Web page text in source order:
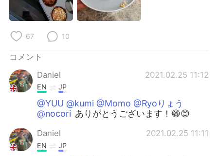
67 10
コメント
Daniel
2021.02.25 11:12
EN JP
@YUU @kumi @Momo @Ryoりょう
@nocori ありがとうございます！😁😊
Daniel 2021.02.25 11:11
EN JP